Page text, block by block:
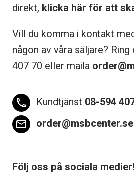
direkt, klicka här för att
Vill du komma i kontakt
någon av våra säljare?
407 70 eller maila
phone Kundtjänst 08-594
email order@msbcenter.se
Följ oss på sociala medier!